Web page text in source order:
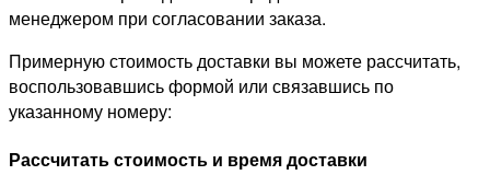
менеджером при согласовании заказа.
Примерную стоимость доставки вы можете рассчитать,
воспользовавшись формой или связавшись по
указанному номеру:
Рассчитать стоимость и время доставки